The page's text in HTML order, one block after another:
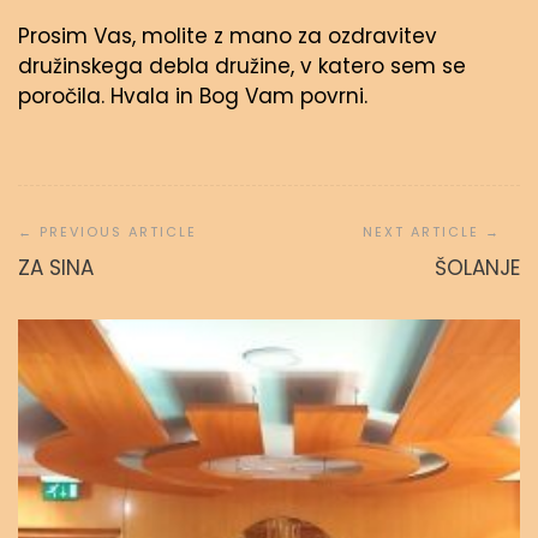
Prosim Vas, molite z mano za ozdravitev
družinskega debla družine, v katero sem se
poročila. Hvala in Bog Vam povrni.
prispevka
ZA SINA ŠOLANJE